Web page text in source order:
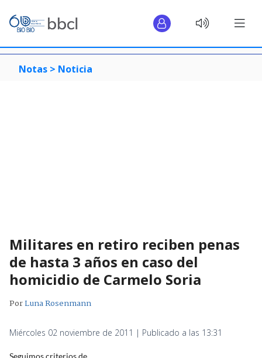
Notas > Noticia
Militares en retiro reciben penas
de hasta 3 años en caso del
homicidio de Carmelo Soria
PorLuna Rosenmann
Miércoles 02 noviembre de 2011 | Publicado a las 13:31
Seguimos criterios de